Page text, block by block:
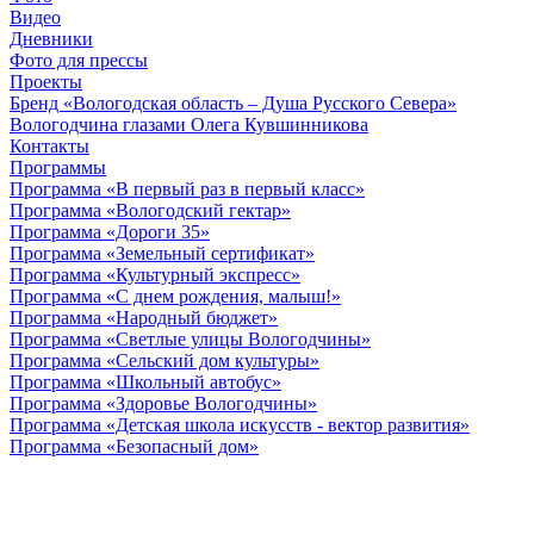
Видео
Дневники
Фото для прессы
Проекты
Бренд «Вологодская область – Душа Русского Севера»
Вологодчина глазами Олега Кувшинникова
Контакты
Программы
Программа «В первый раз в первый класс»
Программа «Вологодский гектар»
Программа «Дороги 35»
Программа «Земельный сертификат»
Программа «Культурный экспресс»
Программа «С днем рождения, малыш!»
Программа «Народный бюджет»
Программа «Светлые улицы Вологодчины»
Программа «Сельский дом культуры»
Программа «Школьный автобус»
Программа «Здоровье Вологодчины»
Программа «Детская школа искусств - вектор развития»
Программа «Безопасный дом»